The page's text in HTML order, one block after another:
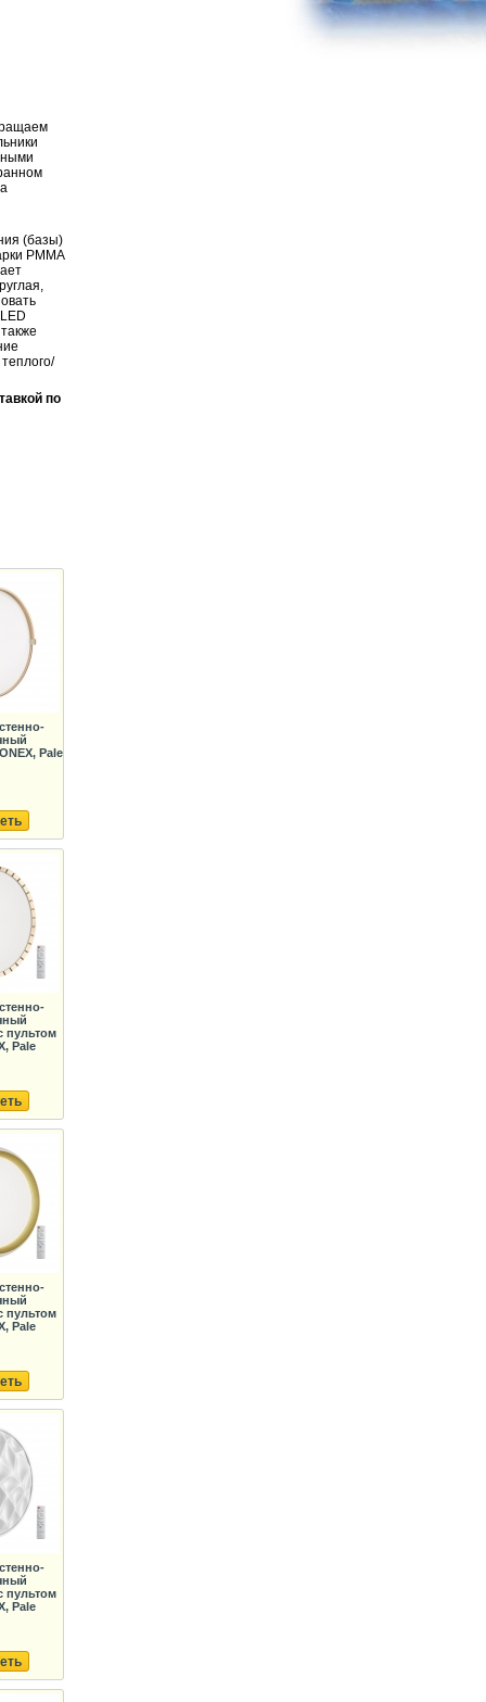
(базы)
PMMA
по
Pale
пультом
Pale
пультом
Pale
пультом
Pale